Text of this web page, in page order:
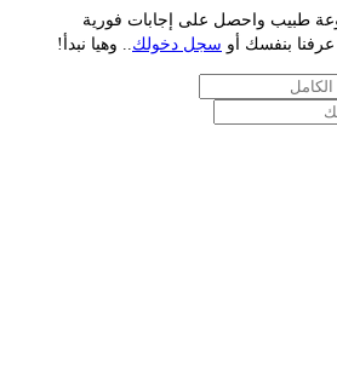
واحصل على إجابات فورية
بنفسك أوسجل دخولك.. وهيا نبدأ!